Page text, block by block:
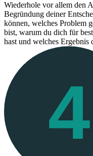
Wiederhole vor allem den
Begründung deiner
können, welches Problem
bist, warum du dich für
hast und welches Ergebnis
4